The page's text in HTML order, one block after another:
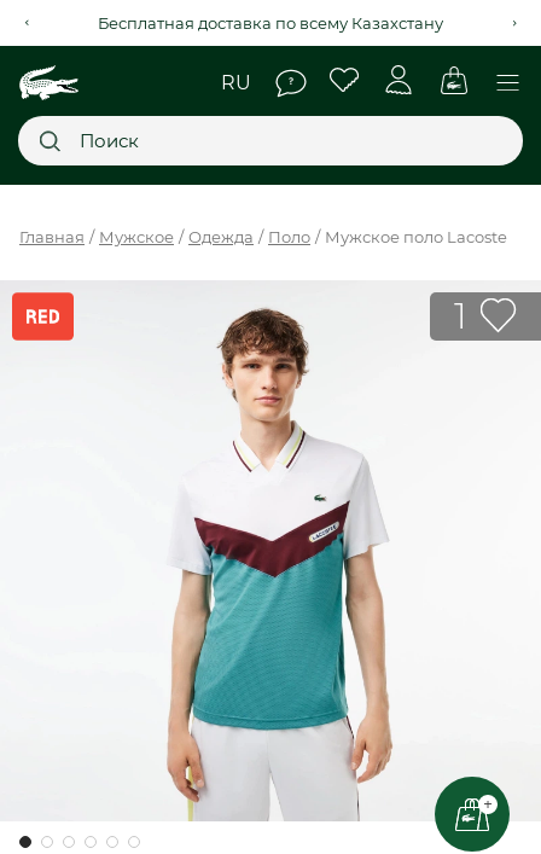
Рассрочка на 4 месяца через Kaspi Red+
НОВИНКИ
SALE
МЫ LACOSTE
Главная Мужское Одежда Поло Мужское поло Lacoste
1
+